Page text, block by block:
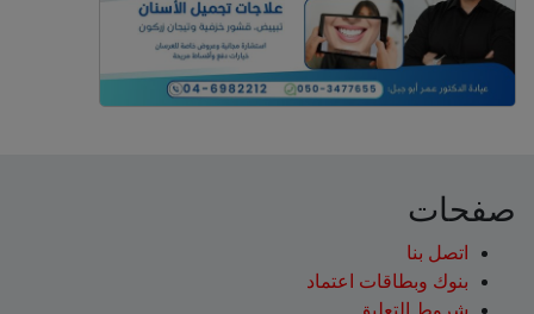
صفحات
اتصل بنا
بنوك وبطاقات اعتماد
شروط التعليق‎